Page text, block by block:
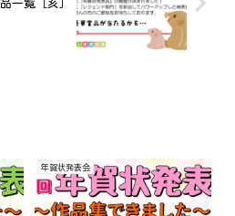
一覧［亥］
年賀状発表会